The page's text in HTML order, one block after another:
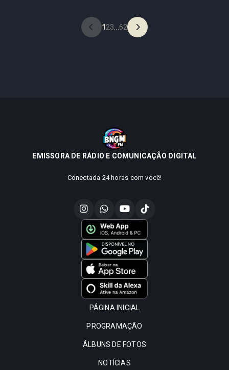
1 23 62
EMISSORA DE RÁDIO E COMUNICAÇÃO DIGITAL
Conectada 24 horas com você!
PÁGINA INICIAL
PROGRAMAÇÃO
ÁLBUNS DE FOTOS
NOTÍCIAS